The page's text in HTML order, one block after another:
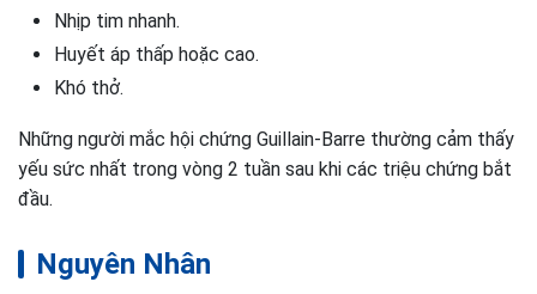
Nhịp tim nhanh.
Huyết áp thấp hoặc cao.
Khó thở.
Những người mắc hội chứng Guillain-Barre thường cảm thấy
yếu sức nhất trong vòng 2 tuần sau khi các triệu chứng bắt
đầu.
Nguyên Nhân